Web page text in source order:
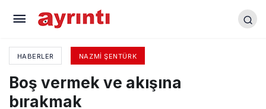
HABERLER NAZMI ŞENTÜRK
Boş vermek ve akışına
bırakmak
Boş vermek ve akışına bırakmak